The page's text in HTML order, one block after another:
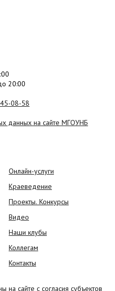
20:00
45-08-58
данных на сайте МГОУНБ
Онлайн-услуги
Краеведение
Проекты. Конкурсы
Видео
Наши клубы
Коллегам
Контакты
сайте с согласия субъектов